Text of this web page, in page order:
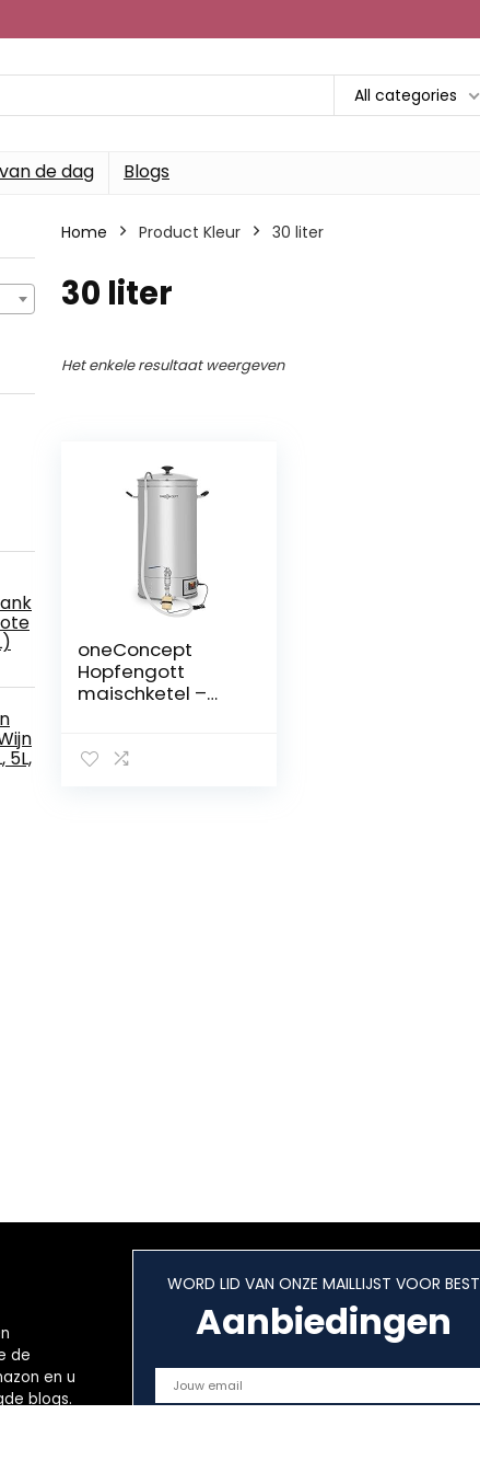
All categories
de dag Blogs
5L,
Home Product Kleur ‎30 liter
‎30 liter
Het enkele resultaat weergeven
oneConcept
Hopfengott
maischketel –
m, 30 liter, 30-140
de
en u
blogs.
WORD LID VAN ONZE MAILLIJST VOOR BEST
Aanbiedingen